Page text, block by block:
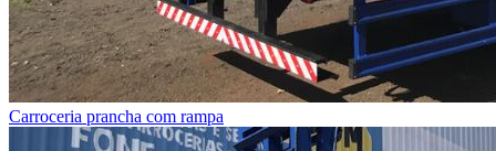
Carroceria prancha com rampa